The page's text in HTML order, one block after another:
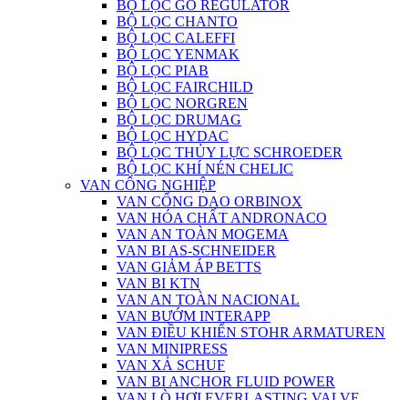
BỘ LỌC GO REGULATOR
BỘ LỌC CHANTO
BỘ LỌC CALEFFI
BỘ LỌC YENMAK
BỘ LỌC PIAB
BỘ LỌC FAIRCHILD
BỘ LỌC NORGREN
BỘ LỌC DRUMAG
BỘ LỌC HYDAC
BỘ LỌC THỦY LỰC SCHROEDER
BỘ LỌC KHÍ NÉN CHELIC
VAN CÔNG NGHIỆP
VAN CỔNG DAO ORBINOX
VAN HÓA CHẤT ANDRONACO
VAN AN TOÀN MOGEMA
VAN BI AS-SCHNEIDER
VAN GIẢM ÁP BETTS
VAN BI KTN
VAN AN TOÀN NACIONAL
VAN BƯỚM INTERAPP
VAN ĐIỀU KHIỂN STOHR ARMATUREN
VAN MINIPRESS
VAN XẢ SCHUF
VAN BI ANCHOR FLUID POWER